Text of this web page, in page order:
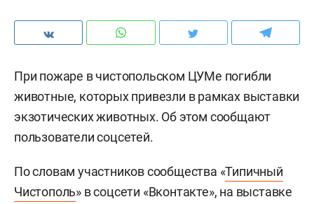
При пожаре в чистопольском ЦУМе погибли
животные, которых привезли в рамках выставки
экзотических животных. Об этом сообщают
пользователи соцсетей.
По словам участников сообщества «Типичный
Чистополь» в соцсети «Вконтакте», на выставке